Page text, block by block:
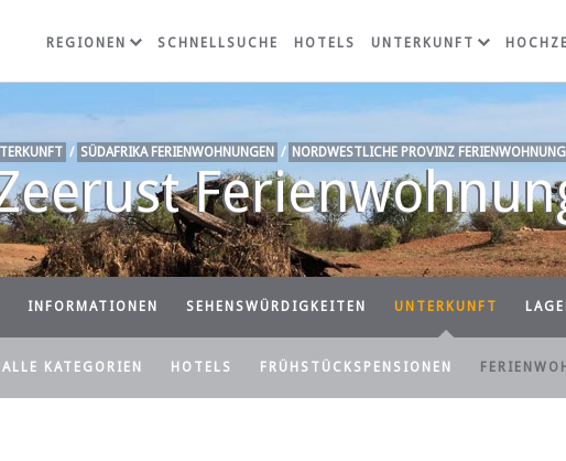
REGIONEN SCHNELLSUCHE HOTELS UNTERKUNFT
/ SÜDAFRIKA FERIENWOHNUNGEN / NORDWESTLICHE PROVINZ
INFORMATIONEN SEHENSWÜRDIGKEITEN UNTERKUNFT
ALLE KATEGORIEN HOTELS FRÜHSTÜCKSPENSIONEN